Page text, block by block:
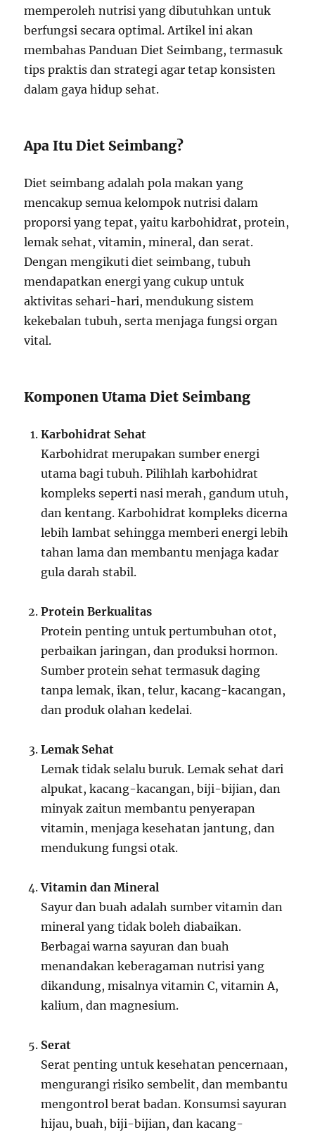
memperoleh nutrisi yang dibutuhkan untuk
berfungsi secara optimal. Artikel ini akan
membahas Panduan Diet Seimbang, termasuk
tips praktis dan strategi agar tetap konsisten
dalam gaya hidup sehat.
Apa Itu Diet Seimbang?
Diet seimbang adalah pola makan yang
mencakup semua kelompok nutrisi dalam
proporsi yang tepat, yaitu karbohidrat, protein,
lemak sehat, vitamin, mineral, dan serat.
Dengan mengikuti diet seimbang, tubuh
mendapatkan energi yang cukup untuk
aktivitas sehari-hari, mendukung sistem
kekebalan tubuh, serta menjaga fungsi organ
vital.
Komponen Utama Diet Seimbang
Karbohidrat Sehat
Karbohidrat merupakan sumber energi
utama bagi tubuh. Pilihlah karbohidrat
kompleks seperti nasi merah, gandum utuh,
dan kentang. Karbohidrat kompleks dicerna
lebih lambat sehingga memberi energi lebih
tahan lama dan membantu menjaga kadar
gula darah stabil.
Protein Berkualitas
Protein penting untuk pertumbuhan otot,
perbaikan jaringan, dan produksi hormon.
Sumber protein sehat termasuk daging
tanpa lemak, ikan, telur, kacang-kacangan,
dan produk olahan kedelai.
Lemak Sehat
Lemak tidak selalu buruk. Lemak sehat dari
alpukat, kacang-kacangan, biji-bijian, dan
minyak zaitun membantu penyerapan
vitamin, menjaga kesehatan jantung, dan
mendukung fungsi otak.
Vitamin dan Mineral
Sayur dan buah adalah sumber vitamin dan
mineral yang tidak boleh diabaikan.
Berbagai warna sayuran dan buah
menandakan keberagaman nutrisi yang
dikandung, misalnya vitamin C, vitamin A,
kalium, dan magnesium.
Serat
Serat penting untuk kesehatan pencernaan,
mengurangi risiko sembelit, dan membantu
mengontrol berat badan. Konsumsi sayuran
hijau, buah, biji-bijian, dan kacang-